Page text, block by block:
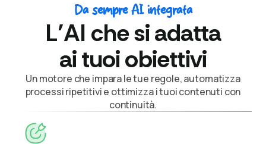
Da sempre AI integrata
L’AI che si adatta
ai tuoi obiettivi
Un motore che impara le tue regole, automatizza
processi ripetitivi e ottimizza i tuoi contenuti con
continuità.